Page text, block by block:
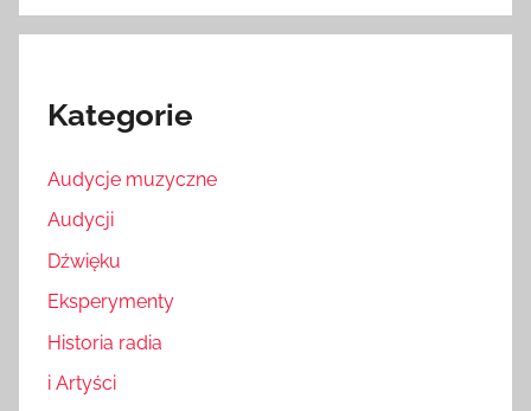
Kategorie
Audycje muzyczne
Audycji
Dźwięku
Eksperymenty
Historia radia
i Artyści